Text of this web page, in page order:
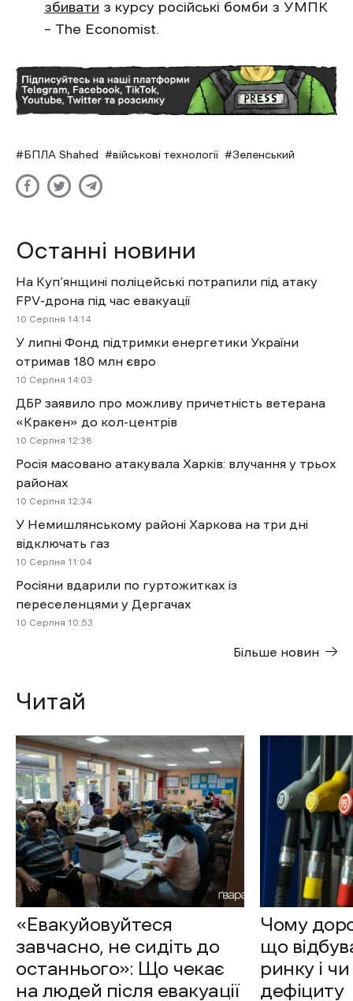
збивати з курсу російські бомби з УМПК
– The Economist.
БПЛА Shahed військові технології Зеленський
Останні новини
На Куп’янщині поліцейські потрапили під атаку
FPV-дрона під час евакуації
10 Cерпня 14:14
У липні Фонд підтримки енергетики України
отримав 180 млн євро
10 Cерпня 14:03
ДБР заявило про можливу причетність ветерана
«Кракен» до кол-центрів
10 Cерпня 12:38
Росія масовано атакувала Харків: влучання у трьох
районах
10 Cерпня 12:34
У Немишлянському районі Харкова на три дні
відключать газ
10 Cерпня 11:04
Росіяни вдарили по гуртожитках із
переселенцями у Дергачах
10 Cерпня 10:53
Більше новин
Читай
«Евакуйовуйтеся
завчасно, не сидіть до
останнього»: Що чекає
на людей після евакуації
Чому
що
ринку і
дефіциту